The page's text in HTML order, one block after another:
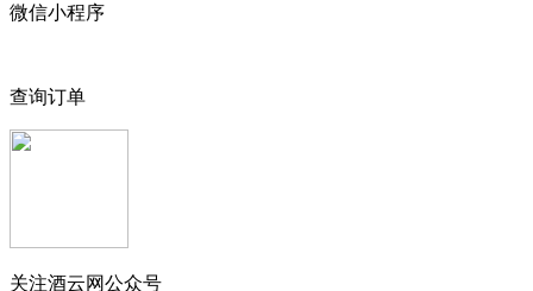
微信小程序
查询订单
关注酒云网公众号